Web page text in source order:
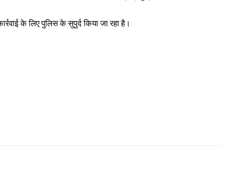
के लिए पुलिस के सुपुर्द किया जा रहा है।